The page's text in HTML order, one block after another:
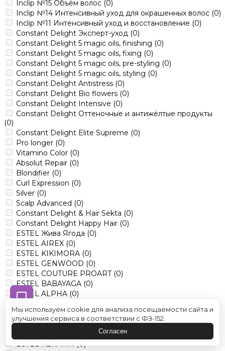
Inclip №15 Объём волос (0)
Inclip №14 Интенсивный уход для окрашенных волос (0)
Inclip №11 Интенсивный уход и восстановление (0)
Constant Delight Эксперт-уход (0)
Constant Delight 5 magic oils, finishing (0)
Constant Delight 5 magic oils, fixing (0)
Constant Delight 5 magic oils, pre-styling (0)
Constant Delight 5 magic oils, styling (0)
Constant Delight Antistress (0)
Constant Delight Bio flowers (0)
Constant Delight Intensive (0)
Constant Delight Оттеночные и антижёлтые продукты
(0)
Constant Delight Elite Supreme (0)
Pro longer (0)
Vitamino Color (0)
Absolut Repair (0)
Blondifier (0)
Curl Expression (0)
Silver (0)
Scalp Advanced (0)
Constant Delight & Hair Sekta (0)
Constant Delight Happy Hair (0)
ESTEL Жива Ягода (0)
ESTEL AIREX (0)
ESTEL KIKIMORA (0)
ESTEL GENWOOD (0)
ESTEL COUTURE PROART (0)
ESTEL BABAYAGA (0)
ESTEL ALPHA (0)
ESTEL OTIUM(0)
ESTEL VEDMA(0)
ESTEL KERATIN (0)
Мы используем cookie для анализа посещаемости сайта и
улучшения сервиса в соответствии с ФЗ-152.
Согласен